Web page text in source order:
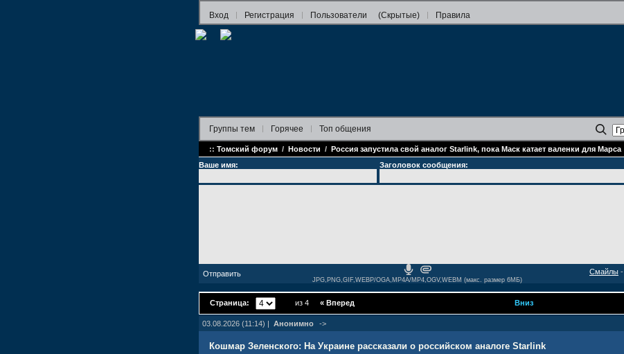
Вход Регистрация Пользователи (Скрытые) Правила
Группы тем Горячее Топ общения
:: Томский форум / Новости / Россия запустила свой аналог Starlink, пока Маск катает валенки для Марса
Ваше имя:
Заголовок сообщения:
-
Смайлы
JPG,PNG,GIF,WEBP/OGA,MP4A/MP4,OGV,WEBM (макс. размер 6МБ)
Страница: из 4 « Вперед Вниз
03.08.2026 (11:14) | Анонимно ->
Кошмар Зеленского: На Украине рассказали о российском аналоге Starlink